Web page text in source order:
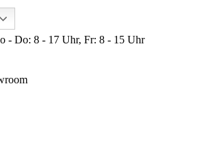
- Do: 8 - 17 Uhr, Fr: 8 - 15 Uhr